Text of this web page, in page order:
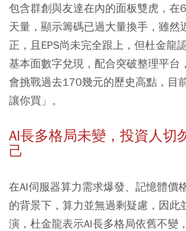
包含群創與友達在內的面板雙虎，在
天量，顯示籌碼已過大量換手，雖然
正，且EPS尚未完全跟上，但杜金龍
基本面數字兌現，配合突破整理平台
會挑戰過去170幾元的歷史高點，目
讓你買」。
AI長多格局未變，投資人切
己
在AI伺服器算力需求爆發、記憶體價
的背景下，算力並無過剩疑慮，因此
演，杜金龍表示AI長多格局依舊不變